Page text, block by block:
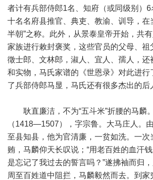
者计有兵部侍郎1名、知府（或同级别）
十名名府县推官、典吏、教渝、训导，在
半朝”之称。此外，从景泰皇帝开始，共
家族进行敕封褒奖，这些官员的父母、祖
徵士郎、文林郎，淑人、宜人、孺人，还
和实物，马氏家谱的《世恩录》对此进行
了兵部侍郎马显，马氏还有很多杰出的后
耿直廉洁，不为“五斗米”折腰的马麟
（1418—1507），字宗鲁。大马庄人。
至县知县，他为官清廉，一贫如洗。一次
贿，马麟仰天长叹说；“用老百姓的血汗
是忘记了我过去的誓言吗？”遂拂袖而归
周至百姓道中阻拦，马麟毅然而去。到家